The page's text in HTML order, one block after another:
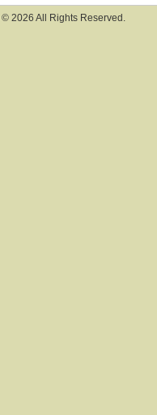
© 2026 All Rights Reserved.